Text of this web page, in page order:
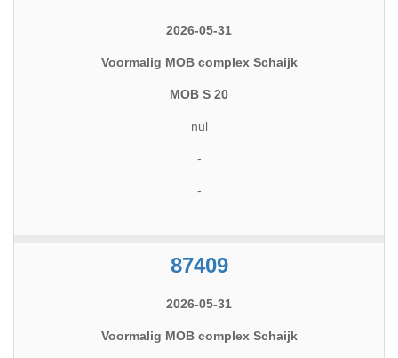
2026-05-31
Voormalig MOB complex Schaijk
MOB S 20
nul
-
-
87409
2026-05-31
Voormalig MOB complex Schaijk